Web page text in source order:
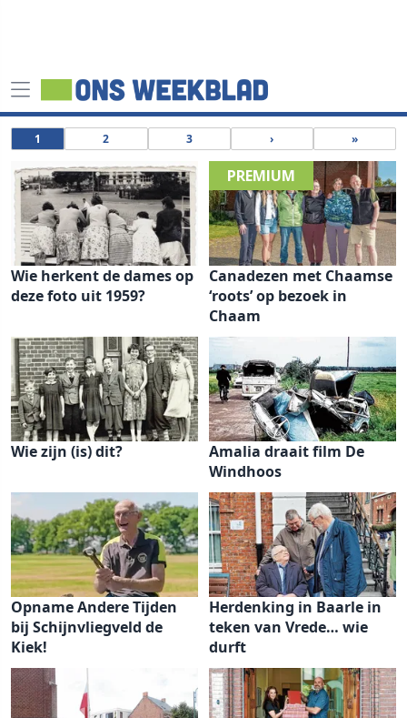
1 2 3 › »
Wie herkent de dames op
deze foto uit 1959?
Canadezen met Chaamse
‘roots’ op bezoek in
Chaam
Wie zijn (is) dit?
Amalia draait film De
Windhoos
Opname Andere Tijden
bij Schijnvliegveld de
Kiek!
Herdenking in Baarle in
teken van Vrede… wie
durft